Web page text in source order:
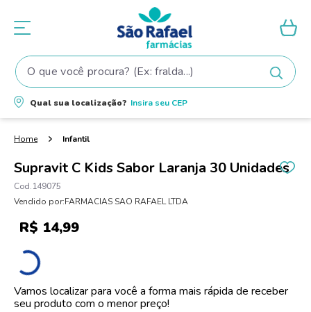
O que você procura? (Ex: fralda...)
Qual sua localização? Insira seu CEP
Infantil
Supravit C Kids Sabor Laranja 30 Unidades
149075
Vendido por:FARMACIAS SAO RAFAEL LTDA
R$ 14,99
Vamos localizar para você a forma mais rápida de receber
seu produto com o menor preço!
Termos mais buscados
1º fralda
shampoo
4 º elseve
5º tintura cabelo
6º teste gravidez
7º
8
9º proge